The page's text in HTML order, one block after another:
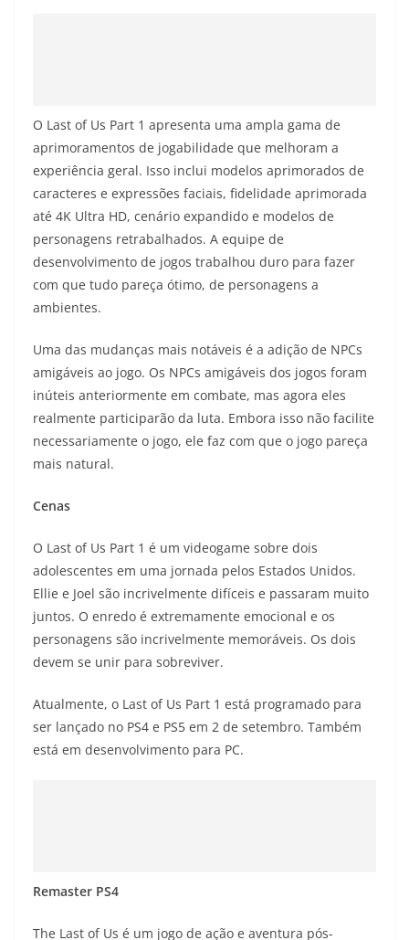
O Last of Us Part 1 apresenta uma ampla gama de
aprimoramentos de jogabilidade que melhoram a
experiência geral. Isso inclui modelos aprimorados de
caracteres e expressões faciais, fidelidade aprimorada
até 4K Ultra HD, cenário expandido e modelos de
personagens retrabalhados. A equipe de
desenvolvimento de jogos trabalhou duro para fazer
com que tudo pareça ótimo, de personagens a
ambientes.
Uma das mudanças mais notáveis é a adição de NPCs
amigáveis ao jogo. Os NPCs amigáveis dos jogos foram
inúteis anteriormente em combate, mas agora eles
realmente participarão da luta. Embora isso não facilite
necessariamente o jogo, ele faz com que o jogo pareça
mais natural.
Cenas
O Last of Us Part 1 é um videogame sobre dois
adolescentes em uma jornada pelos Estados Unidos.
Ellie e Joel são incrivelmente difíceis e passaram muito
juntos. O enredo é extremamente emocional e os
personagens são incrivelmente memoráveis. Os dois
devem se unir para sobreviver.
Atualmente, o Last of Us Part 1 está programado para
ser lançado no PS4 e PS5 em 2 de setembro. Também
está em desenvolvimento para PC.
Remaster PS4
The Last of Us é um jogo de ação e aventura pós-